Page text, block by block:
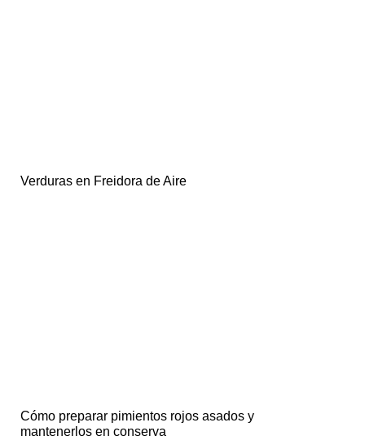
Verduras en Freidora de Aire
Cómo preparar pimientos rojos asados y
mantenerlos en conserva